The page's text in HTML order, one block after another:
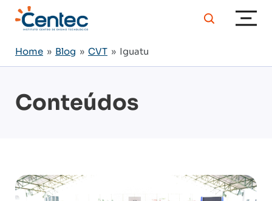
Home » Blog » CVT » Iguatu
Conteúdos